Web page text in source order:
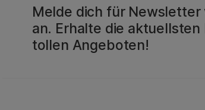
Melde dich für Newsletter
an. Erhalte die
tollen Angeboten!